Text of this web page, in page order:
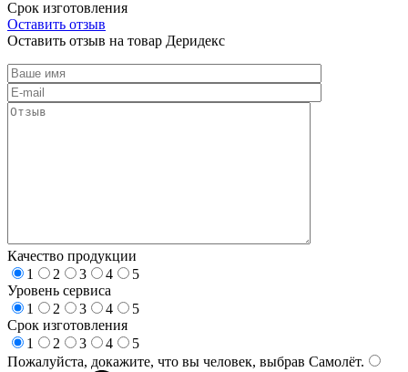
Срок изготовления
Оставить отзыв
Оставить отзыв на товар Деридекс
Качество продукции
1
2 3 4
5
Уровень сервиса
1
2 3 4
5
Срок изготовления
1
2 3 4
5
Пожалуйста, докажите, что вы человек, выбрав Самолёт.